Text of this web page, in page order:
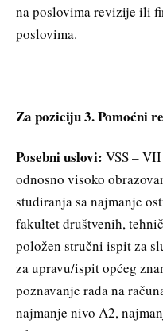
na poslovima revizije ili
poslovima.
Za poziciju 3. Pomoćni
Posebni uslovi: VSS –
odnosno visoko
studiranja sa najmanje
fakultet društvenih,
položen stručni ispit za
za upravu/ispit općeg
poznavanje rada na
najmanje nivo A2,